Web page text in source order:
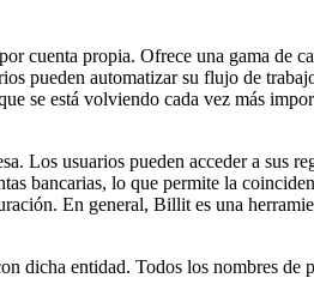
cuenta propia. Ofrece una gama de
pueden automatizar su flujo de
se está volviendo cada vez más
Los usuarios pueden acceder a sus
bancarias, lo que permite la
En general, Billit es una
dicha entidad. Todos los nombres de